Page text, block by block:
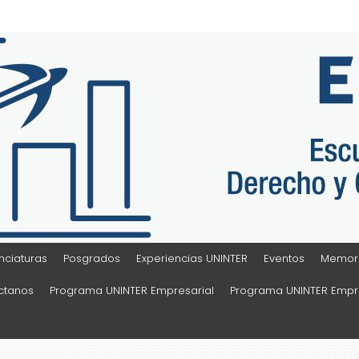
Posgrados Experiencias UNINTER Eventos
Programa UNINTER Empresarial Programa UNINTER